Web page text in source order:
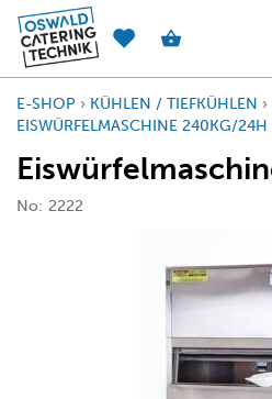
E-SHOP › KÜHLEN / TIEFKÜHLEN ›
EISWÜRFELMASCHINE 240KG/24H
No: 2222